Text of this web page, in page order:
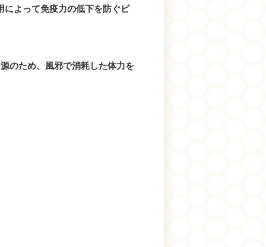
によって免疫力の低下を防ぐビ
のため、風邪で消耗した体力を